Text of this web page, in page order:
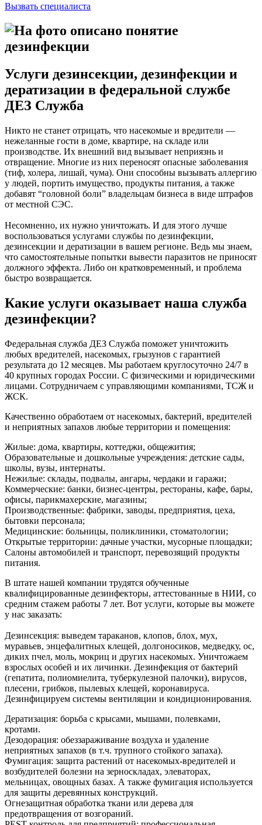
Вызвать специалиста
Услуги дезинсекции, дезинфекции и
дератизации в федеральной службе
ДЕЗ Служба
Никто не станет отрицать, что насекомые и вредители —
нежеланные гости в доме, квартире, на складе или
производстве. Их внешний вид вызывает неприязнь и
отвращение. Многие из них переносят опасные заболевания
(тиф, холера, лишай, чума). Они способны вызывать аллергию
у людей, портить имущество, продукты питания, а также
добавят “головной боли” владельцам бизнеса в виде штрафов
от местной СЭС.
Несомненно, их нужно уничтожать. И для этого лучше
воспользоваться услугами службы по дезинфекции,
дезинсекции и дератизации в вашем регионе. Ведь мы знаем,
что самостоятельные попытки вывести паразитов не приносят
должного эффекта. Либо он кратковременный, и проблема
быстро возвращается.
Какие услуги оказывает наша служба
дезинфекции?
Федеральная служба ДЕЗ Служба поможет уничтожить
любых вредителей, насекомых, грызунов с гарантией
результата до 12 месяцев. Мы работаем круглосуточно 24/7 в
40 крупных городах России. С физическими и юридическими
лицами. Сотрудничаем с управляющими компаниями, ТСЖ и
ЖСК.
Качественно обработаем от насекомых, бактерий, вредителей
и неприятных запахов любые территории и помещения:
Жилые: дома, квартиры, коттеджи, общежития;
Образовательные и дошкольные учреждения: детские сады,
школы, вузы, интернаты.
Нежилые: склады, подвалы, ангары, чердаки и гаражи;
Коммерческие: банки, бизнес-центры, рестораны, кафе, бары,
офисы, парикмахерские, магазины;
Производственные: фабрики, заводы, предприятия, цеха,
бытовки персонала;
Медицинские: больницы, поликлиники, стоматологии;
Открытые территории: дачные участки, мусорные площадки;
Салоны автомобилей и транспорт, перевозящий продукты
питания.
В штате нашей компании трудятся обученные
квалифицированные дезинфекторы, аттестованные в НИИ, со
средним стажем работы 7 лет. Вот услуги, которые вы можете
у нас заказать:
Дезинсекция: выведем тараканов, клопов, блох, мух,
муравьев, энцефалитных клещей, долгоносиков, медведку, ос,
диких пчел, моль, мокриц и других насекомых. Уничтожаем
взрослых особей и их личинки. Дезинфекция от бактерий
(гепатита, полиомиелита, туберкулезной палочки), вирусов,
плесени, грибков, пылевых клещей, коронавируса.
Дезинфицируем системы вентиляции и кондиционирования.
Дератизация: борьба с крысами, мышами, полевками,
кротами.
Дезодорация: обеззараживание воздуха и удаление
неприятных запахов (в т.ч. трупного стойкого запаха).
Фумигация: защита растений от насекомых-вредителей и
возбудителей болезни на зерноскладах, элеваторах,
мельницах, овощных базах. А также фумигация используется
для защиты деревянных конструкций.
Огнезащитная обработка ткани или дерева для
предотвращения от возгораний.